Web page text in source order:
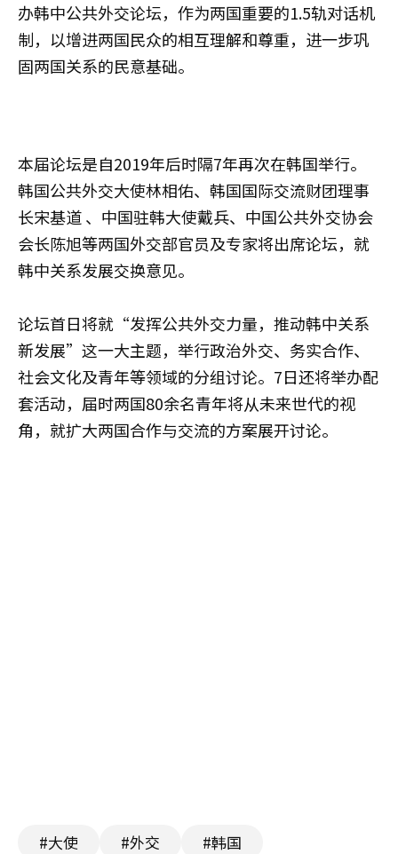
办韩中公共外交论坛，作为两国重要的1.5轨对话机
制，以增进两国民众的相互理解和尊重，进一步巩
固两国关系的民意基础。
本届论坛是自2019年后时隔7年再次在韩国举行。
韩国公共外交大使林相佑、韩国国际交流财团理事
长宋基道 、中国驻韩大使戴兵、中国公共外交协会
会长陈旭等两国外交部官员及专家将出席论坛，就
韩中关系发展交换意见。
论坛首日将就“发挥公共外交力量，推动韩中关系
新发展”这一大主题，举行政治外交、务实合作、
社会文化及青年等领域的分组讨论。7日还将举办配
套活动，届时两国80余名青年将从未来世代的视
角，就扩大两国合作与交流的方案展开讨论。
#大使 #外交 #韩国